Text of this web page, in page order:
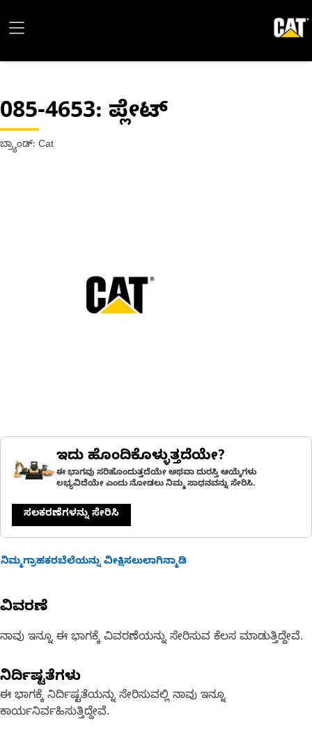
085-4653: ಪ್ಲೇಟ್
ಬ್ರ್ಯಾಂಡ್: Cat
ಇದು ಹೊಂದಿಕೊಳ್ಳುತ್ತದೆಯೇ?
ಈ ಭಾಗವು ಸರಿಹೊಂದುತ್ತದೆಯೇ ಅಥವಾ ದುರಸ್ತಿ ಆಯ್ಕೆಗಳು
ಲಭ್ಯವಿದೆಯೇ ಎಂದು ನೋಡಲು ನಿಮ್ಮ ಸಾಧನವನ್ನು ಸೇರಿಸಿ.
ಸಲಕರಣೆಗಳನ್ನು ಸೇರಿಸಿ
ನಿಮ್ಮಗ್ರಾಹಕರಬೆಲೆಯನ್ನು ವೀಕ್ಷಿಸಲುಲಾಗಿನ್ಮಾಡಿ
ವಿವರಣೆ
ನಾವು ಇನ್ನೂ ಈ ಭಾಗಕ್ಕೆ ವಿವರಣೆಯನ್ನು ಸೇರಿಸುವ ಕೆಲಸ ಮಾಡುತ್ತಿದ್ದೇವೆ.
ನಿರ್ದಿಷ್ಟತೆಗಳು
ಈ ಭಾಗಕ್ಕೆ ನಿರ್ದಿಷ್ಟತೆಯನ್ನು ಸೇರಿಸುವಲ್ಲಿ ನಾವು ಇನ್ನೂ
ಕಾರ್ಯನಿರ್ವಹಿಸುತ್ತಿದ್ದೇವೆ.